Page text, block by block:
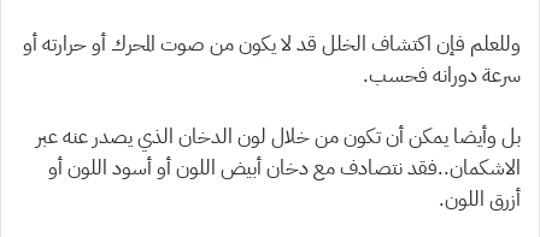
وللعلم فإن اكتشاف الخلل قد لا يكون من صوت المحرك أو حرارته أو
سرعة دورانه فحسب.
بل وأيضا يمكن أن تكون من خلال لون الدخان الذي يصدر عنه عبر
الاشكمان..فقد نتصادف مع دخان أبيض اللون أو أسود اللون أو
أزرق اللون.